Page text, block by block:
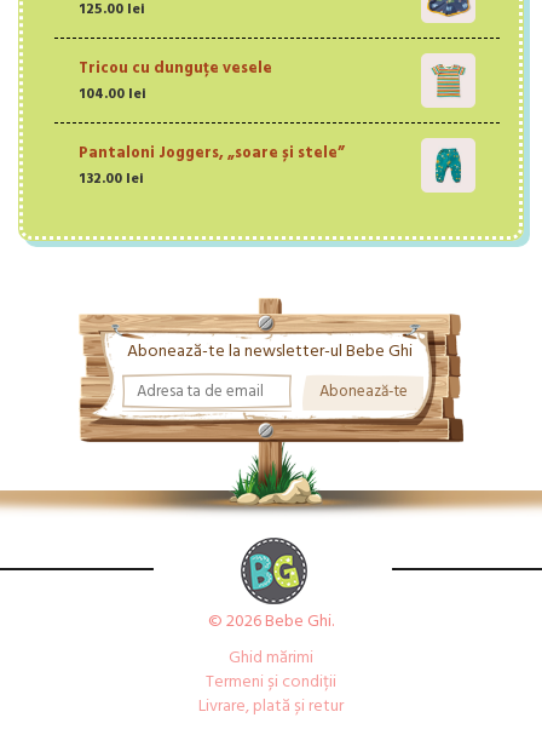
125.00 lei
Tricou cu dunguțe vesele
104.00 lei
Pantaloni Joggers, „soare și stele”
132.00 lei
Abonează-te la newsletter-ul Bebe Ghi
© 2026 Bebe Ghi.
Ghid mărimi
Termeni și condiții
Livrare, plată și retur